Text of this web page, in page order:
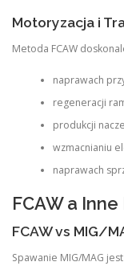
Motoryzacja i
Metoda FCAW
naprawach
regeneracji
produkcji
wzmacnianiu
naprawach
FCAW a
FCAW vs MIG/
Spawanie MIG/MAG